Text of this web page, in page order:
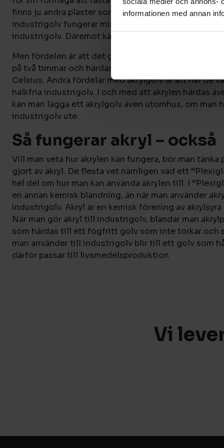
informationen med annan
finns ju andra plaster som fungerar nästan lika väl
industrigolv fungerar minst lika bra, om inte bättre till
industrigolv. Däremot kan akrylen lukta illa just när
Men fördelen är att det går mycket snabbt för
på två timmar och härdas i så låga temperaturer
Celsius. Andra fördelar med akrylgolv är att när de
halkfria industrigolv. I och med att akrylen härdas
kan man lägga ett akrylgolv även utomhus, om man
industrigolv ute.
Så fungerar akryl – också
Vill man veta hur akrylen kan fungera, bör man tänka
gjort av akryl. De flesta vet nämligen vad ett
hel del om hur man kan använda akrylen till. I
en annan kemisk blandning, än när man använder
industrigolv. Akryl är en kemisk förening av
När man gör akryl till industrigolv, blandar man
som härdas till ett fogfritt golv som inte torkar och
man använder till industrigolv blir till ett golv som
därför passar till livsmedelsproduktion
Vi